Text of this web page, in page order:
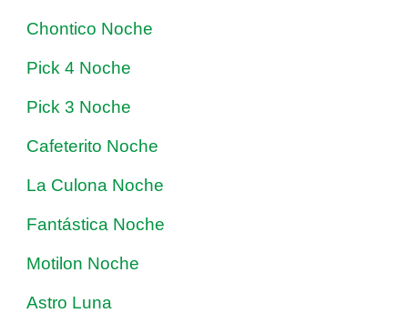
Chontico Noche
Pick 4 Noche
Pick 3 Noche
Cafeterito Noche
La Culona Noche
Fantástica Noche
Motilon Noche
Astro Luna